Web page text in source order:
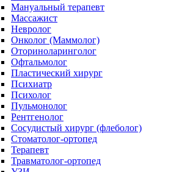
Мануальный терапевт
Массажист
Невролог
Онколог (Маммолог)
Оториноларинголог
Офтальмолог
Пластический хирург
Психиатр
Психолог
Пульмонолог
Рентгенолог
Сосудистый хирург (флеболог)
Стоматолог-ортопед
Терапевт
Травматолог-ортопед